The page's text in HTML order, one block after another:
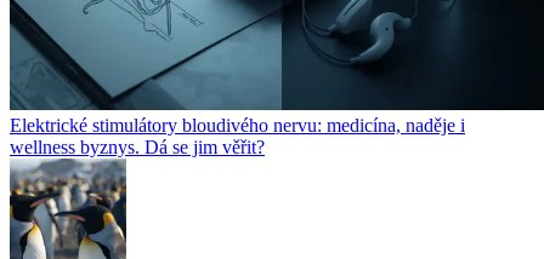
Elektrické stimulátory bloudivého nervu: medicína, naděje i
wellness byznys. Dá se jim věřit?